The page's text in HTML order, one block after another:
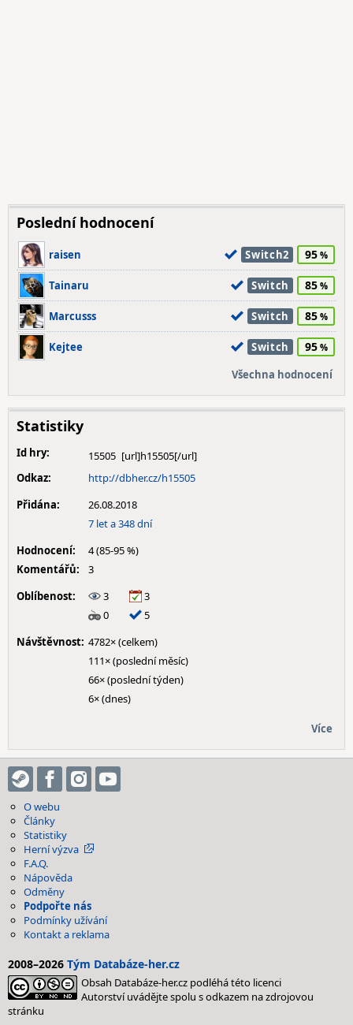
Poslední hodnocení
raisen Switch2 95
Tainaru Switch 85
Marcusss Switch 85
Kejtee Switch 95
Všechna hodnocení
Statistiky
Id hry:
15505
Odkaz:
http://dbher.cz/h15505
Přidána:
26.08.2018
7 let a 348 dní
Hodnocení:
4 (85-95 %)
Komentářů:
3
Oblíbenost:
3
3
0
5
Návštěvnost: 4782× (celkem)
111× (poslední měsíc)
66× (poslední týden)
6× (dnes)
Více
O webu
Články
Statistiky
Herní výzva
F.A.Q.
Nápověda
Odměny
Podpořte nás
Podmínky užívání
Kontakt a reklama
2008–2026 Tým Databáze-her.cz
Obsah Databáze-her.cz podléhá této licenci
Autorství uvádějte spolu s odkazem na zdrojovou
stránku